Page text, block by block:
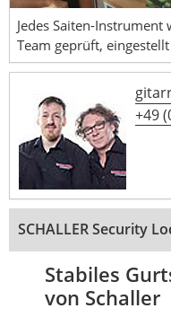
Jedes Saiten-
Team geprüft,
+49
SCHALLER Security
Stabiles
von Schaller